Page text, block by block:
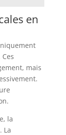
en
mais
la
La